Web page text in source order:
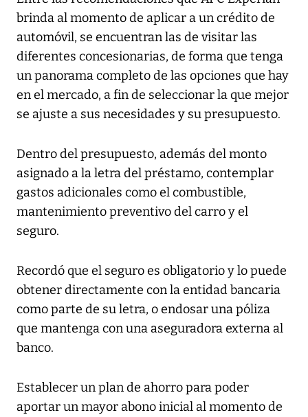
brinda al momento de aplicar a un crédito de
automóvil, se encuentran las de visitar las
diferentes concesionarias, de forma que tenga
un panorama completo de las opciones que hay
en el mercado, a fin de seleccionar la que mejor
se ajuste a sus necesidades y su presupuesto.
Dentro del presupuesto, además del monto
asignado a la letra del préstamo, contemplar
gastos adicionales como el combustible,
mantenimiento preventivo del carro y el
seguro.
Recordó que el seguro es obligatorio y lo puede
obtener directamente con la entidad bancaria
como parte de su letra, o endosar una póliza
que mantenga con una aseguradora externa al
banco.
Establecer un plan de ahorro para poder
aportar un mayor abono inicial al momento de